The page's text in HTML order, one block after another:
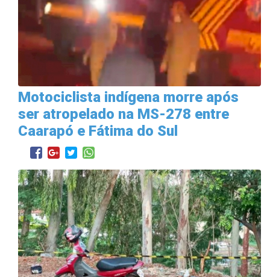
Motociclista indígena morre após
ser atropelado na MS-278 entre
Caarapó e Fátima do Sul